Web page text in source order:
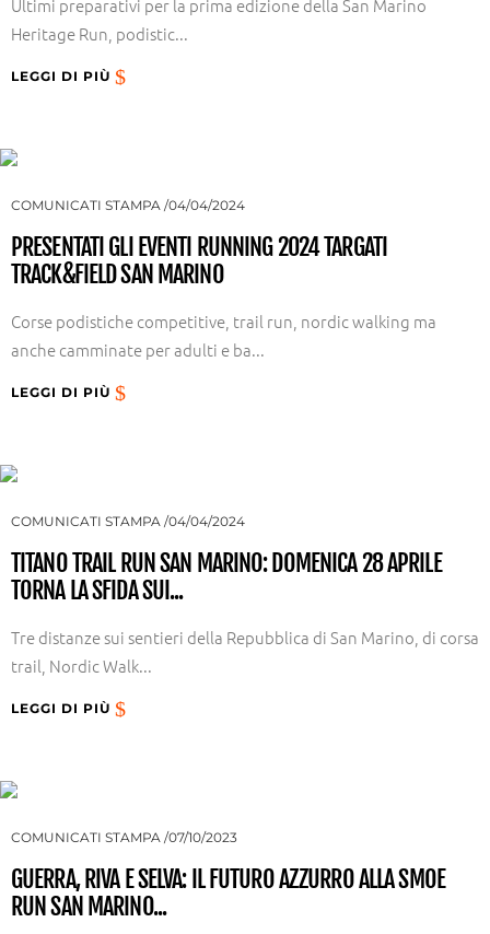
Ultimi preparativi per la prima edizione della San Marino
Heritage Run, podistic...
LEGGI DI PIÙ
COMUNICATI STAMPA 04/04/2024
PRESENTATI GLI EVENTI RUNNING 2024 TARGATI
TRACK&FIELD SAN MARINO
Corse podistiche competitive, trail run, nordic walking ma
anche camminate per adulti e ba...
LEGGI DI PIÙ
COMUNICATI STAMPA 04/04/2024
TITANO TRAIL RUN SAN MARINO: DOMENICA 28 APRILE
TORNA LA SFIDA SUI...
Tre distanze sui sentieri della Repubblica di San Marino, di corsa
trail, Nordic Walk...
LEGGI DI PIÙ
COMUNICATI STAMPA 07/10/2023
GUERRA, RIVA E SELVA: IL FUTURO AZZURRO ALLA SMOE
RUN SAN MARINO...